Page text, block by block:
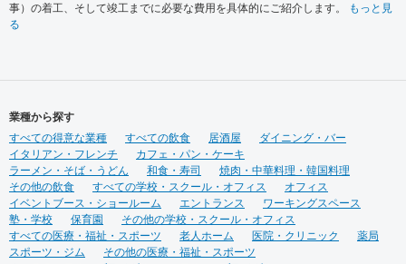
事）の着工、そして竣工までに必要な費用を具体的にご紹介します。
もっと見
る
業種から探す
すべての得意な業種
すべての飲食 居酒屋
ダイニング・バー
イタリアン・フレンチ
カフェ・パン・ケーキ
ラーメン・そば・うどん
和食・寿司
焼肉・中華料理・韓国料理
その他の飲食
すべての学校・スクール・オフィス
オフィス
イベントブース・ショールーム
エントランス
ワーキングスペース
塾・学校
保育園
その他の学校・スクール・オフィス
すべての医療・福祉・スポーツ
老人ホーム 医院・クリニック
薬局
スポーツ・ジム
その他の医療・福祉・スポーツ